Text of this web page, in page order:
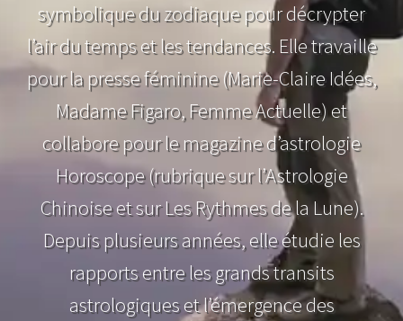
symbolique du zodiaque pour décrypter
l’air du temps et les tendances. Elle travaille
pour la presse féminine (Marie-Claire Idées,
Madame Figaro, Femme Actuelle) et
collabore pour le magazine d’astrologie
Horoscope (rubrique sur l’Astrologie
Chinoise et sur Les Rythmes de la Lune).
Depuis plusieurs années, elle étudie les
rapports entre les grands transits
astrologiques et l’émergence des